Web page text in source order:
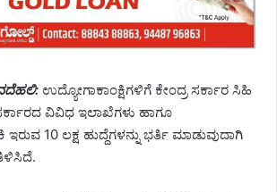
ಉದ್ಯೋಗಾಕಾಂಕ್ಷಿಗಳಿಗೆ ಕೇಂದ್ರ ಸರ್ಕಾರ ಸಿಹಿ
ಸರ್ಕಾರದ ವಿವಿಧ ಇಲಾಖೆಗಳು ಹಾಗೂ
10 ಲಕ್ಷ ಹುದ್ದೆಗಳನ್ನು ಭರ್ತಿ ಮಾಡುವುದಾಗಿ